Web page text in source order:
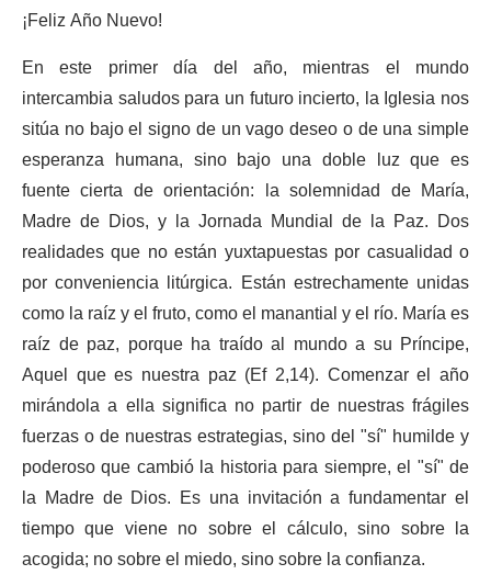
¡Feliz Año Nuevo!
En este primer día del año, mientras el mundo
intercambia saludos para un futuro incierto, la Iglesia nos
sitúa no bajo el signo de un vago deseo o de una simple
esperanza humana, sino bajo una doble luz que es
fuente cierta de orientación: la solemnidad de María,
Madre de Dios, y la Jornada Mundial de la Paz. Dos
realidades que no están yuxtapuestas por casualidad o
por conveniencia litúrgica. Están estrechamente unidas
como la raíz y el fruto, como el manantial y el río. María es
raíz de paz, porque ha traído al mundo a su Príncipe,
Aquel que es nuestra paz (Ef 2,14). Comenzar el año
mirándola a ella significa no partir de nuestras frágiles
fuerzas o de nuestras estrategias, sino del "sí" humilde y
poderoso que cambió la historia para siempre, el "sí" de
la Madre de Dios. Es una invitación a fundamentar el
tiempo que viene no sobre el cálculo, sino sobre la
acogida; no sobre el miedo, sino sobre la confianza.